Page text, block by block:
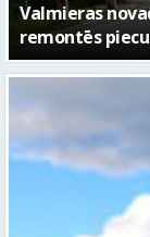
No pagaidu
– kā attīstīsies